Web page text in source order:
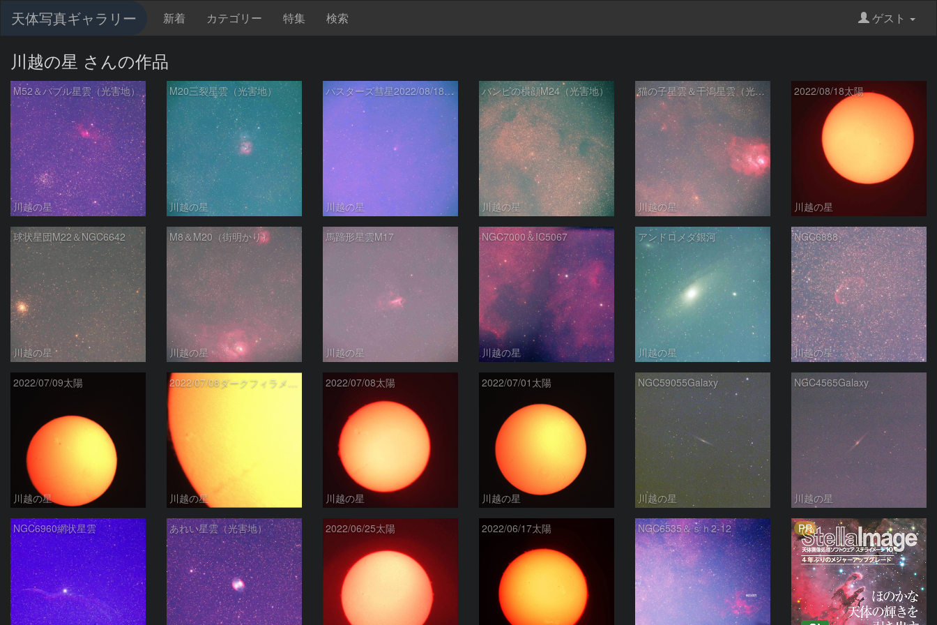
天体写真ギャラリー 新着 カテゴリー 特集 検索 ゲスト
川越の星 さんの作品
M52＆バブル星雲（光害地）
川越の星
M20三裂星雲（光害地）
川越の星
パスターズ彗星2022/08/18C-2018K2（光害地）
川越の星
バンビの横顔M24（光害地）
川越の星
猫の子星雲＆干潟星雲（光害地）
川越の星
2022/08/18太陽
川越の星
球状星団M22＆NGC6642
川越の星
M8＆M20（街明かり）
川越の星
馬蹄形星雲M17
川越の星
NGC7000＆IC5067
川越の星
アンドロメダ銀河
川越の星
NGC6888
川越の星
2022/07/09太陽
川越の星
2022/07/08ダークフィラメント、
川越の星
2022/07/08太陽
川越の星
2022/07/01太陽
川越の星
NGC59055Galaxy
川越の星
NGC4565Galaxy
川越の星
NGC6960網状星雲 あれい星雲（光害地） 2022/06/25太陽 2022/06/17太陽 NGC6535＆ｓｈ2-12 PR